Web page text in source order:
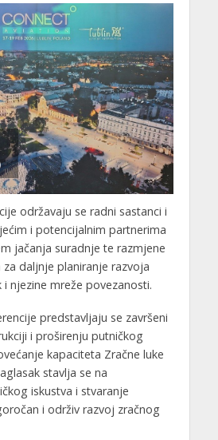
održavaju se radni sastanci i
i potencijalnim partnerima
jačanja suradnje te razmjene
daljnje planiranje razvoja
i njezine mreže povezanosti.
predstavljaju se završeni
i proširenju putničkog
kapaciteta Zračne luke
stavlja se na
iskustva i stvaranje
i održiv razvoj zračnog